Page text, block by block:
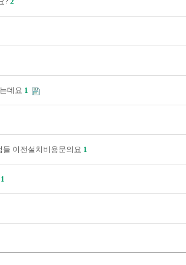
데요 1
이전설치비용문의요 1
1